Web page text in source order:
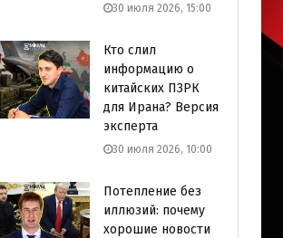
30 июля 2026, 15:00
Кто слил
информацию о
китайских ПЗРК
для Ирана? Версия
эксперта
30 июля 2026, 10:00
Потепление без
иллюзий: почему
хорошие новости